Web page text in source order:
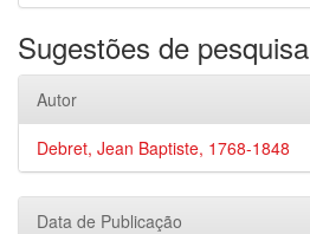
Sugestões de pesquisa
Autor
Debret, Jean Baptiste, 1768-1848
Data de Publicação